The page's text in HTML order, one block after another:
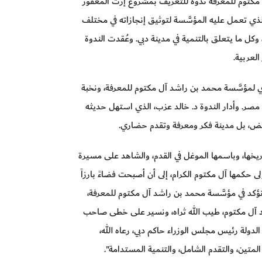
تعمل عليه المؤسَّسة لتوثيق إنجازاته في مختلف
ما يتعلق بالتنمية في مدينة دبي. وعُقدت الندوة
لمؤسَّسة محمد بن راشد آل مكتوم للمعرفة، ونخبة
وأدار الندوة د. خالد عزب، الذي استهل حديثه
بل مدينة فكر ومعرفة وتقدم حضاري.
وباسمها الموغل في القدم، والشاهد على مسيرة
حكمها آل مكتوم الكرام، إلى أن أصبحت فضاءً بارزاً
ونؤكد في مؤسَّسة محمد بن راشد آل مكتوم للمعرفة،
آل مكتوم، طيب الله ثراه، ونسير على خطى صاحب
رئيس مجلس الوزراء حاكم دبي، رعاه الله،
والتقدم الشامل، والتنمية المستدامة".